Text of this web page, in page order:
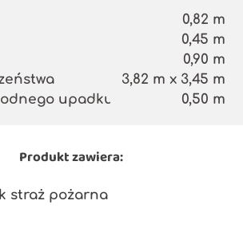
upadku
0,82 m
0,45 m
0,90 m
3,82 m x 3,45 m
0,50 m
Produkt zawiera:
straż pożarna